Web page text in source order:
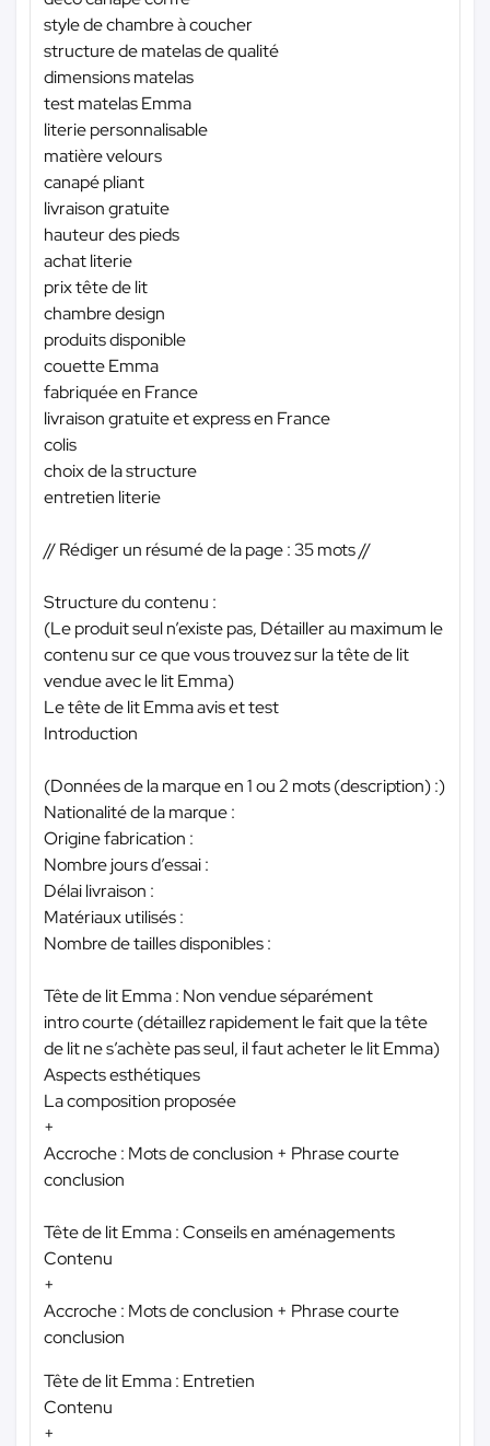
style de chambre à coucher
structure de matelas de qualité
dimensions matelas
test matelas Emma
literie personnalisable
matière velours
canapé pliant
livraison gratuite
hauteur des pieds
achat literie
prix tête de lit
chambre design
produits disponible
couette Emma
fabriquée en France
livraison gratuite et express en France
colis
choix de la structure
entretien literie
// Rédiger un résumé de la page : 35 mots //
Structure du contenu :
(Le produit seul n’existe pas, Détailler au maximum le
contenu sur ce que vous trouvez sur la tête de lit
vendue avec le lit Emma)
Le tête de lit Emma avis et test
Introduction
(Données de la marque en 1 ou 2 mots (description) :)
Nationalité de la marque :
Origine fabrication :
Nombre jours d’essai :
Délai livraison :
Matériaux utilisés :
Nombre de tailles disponibles :
Tête de lit Emma : Non vendue séparément
intro courte (détaillez rapidement le fait que la tête
de lit ne s’achète pas seul, il faut acheter le lit Emma)
Aspects esthétiques
La composition proposée
+
Accroche : Mots de conclusion + Phrase courte
conclusion
Tête de lit Emma : Conseils en aménagements
Contenu
+
Accroche : Mots de conclusion + Phrase courte
conclusion
Tête de lit Emma : Entretien
Contenu
+